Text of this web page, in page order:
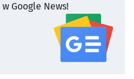
Google News!
serwisu